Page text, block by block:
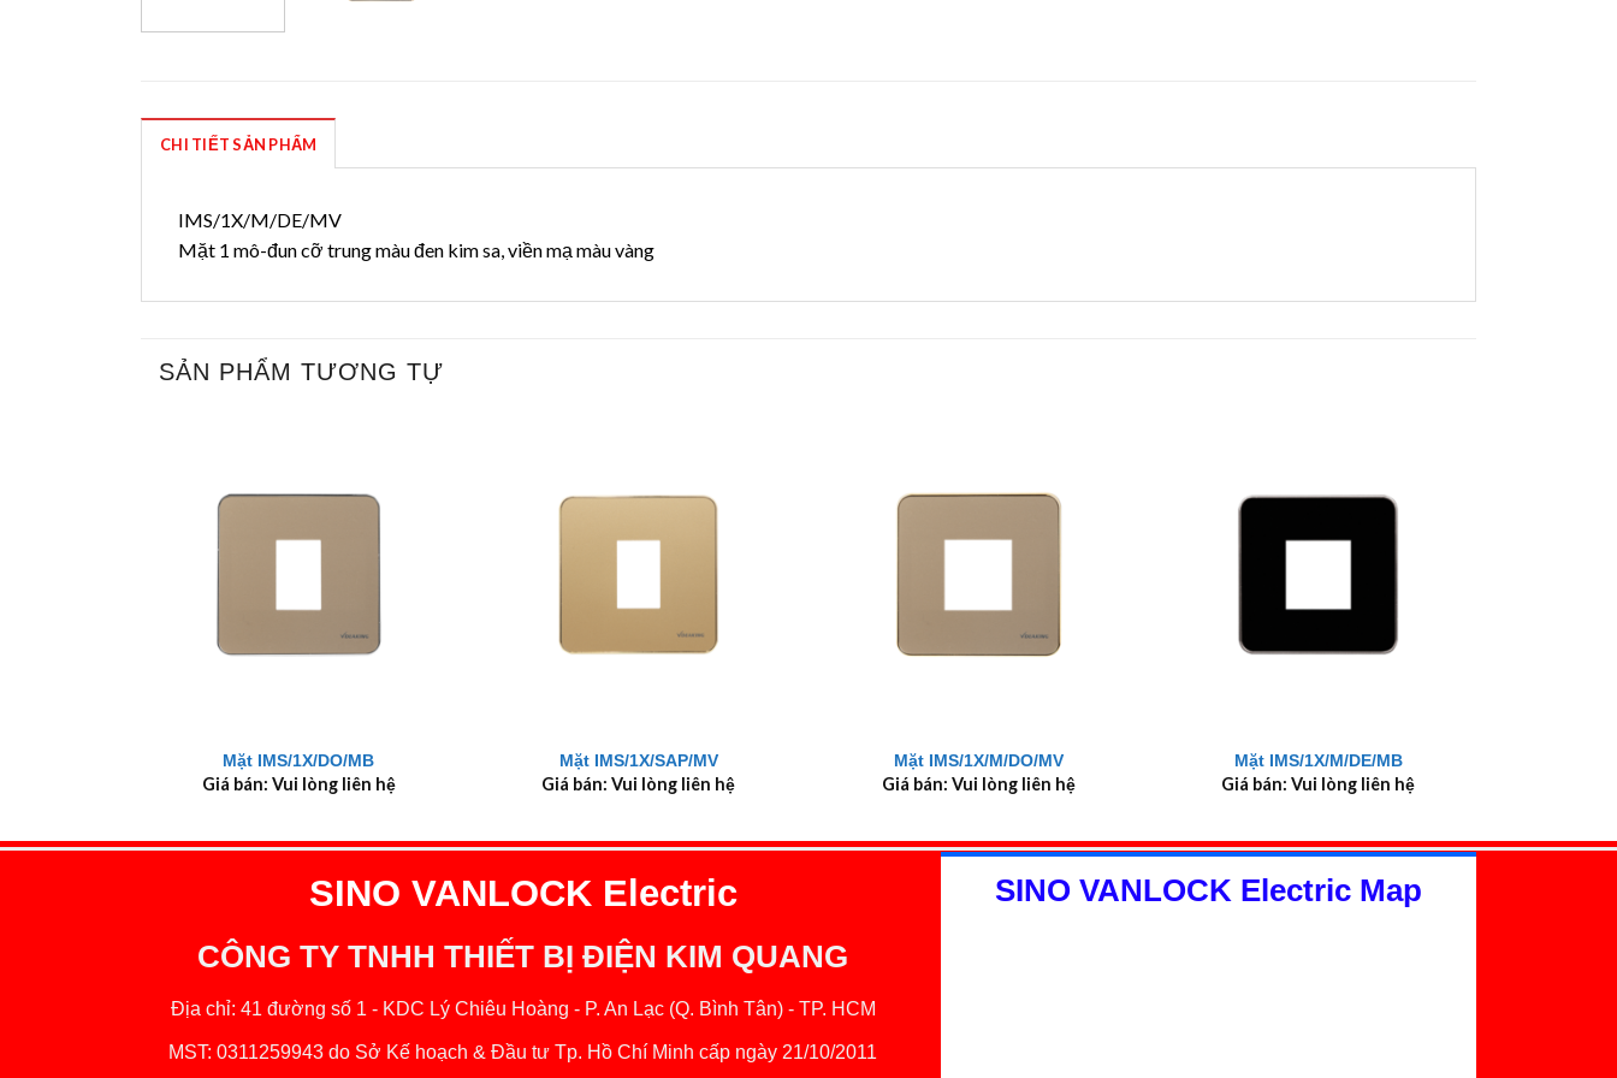
CHI TIẾT SẢN PHẨM
IMS/1X/M/DE/MV
Mặt 1 mô-đun cỡ trung màu đen kim sa, viền mạ màu vàng
SẢN PHẨM TƯƠNG TỰ
Mặt IMS/1X/DO/MB
Giá bán: Vui lòng liên hệ
Mặt IMS/1X/SAP/MV
Giá bán: Vui lòng liên hệ
Mặt IMS/1X/M/DO/MV
Giá bán: Vui lòng liên hệ
Mặt IMS/1X/M/DE/MB
Giá bán: Vui lòng liên hệ
SINO VANLOCK Electric
CÔNG TY TNHH THIẾT BỊ ĐIỆN KIM QUANG
Địa chỉ: 41 đường số 1 - KDC Lý Chiêu Hoàng - P. An Lạc (Q. Bình Tân) - TP. HCM
MST: 0311259943 do Sở Kế hoạch & Đầu tư Tp. Hồ Chí Minh cấp ngày 21/10/2011
SINO VANLOCK Electric Map